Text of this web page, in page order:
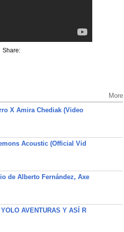
Share:
More
X Amira Chediak (Video
Acoustic (Official Vid
de Alberto Fernández, Axe
AVENTURAS Y ASÍ R